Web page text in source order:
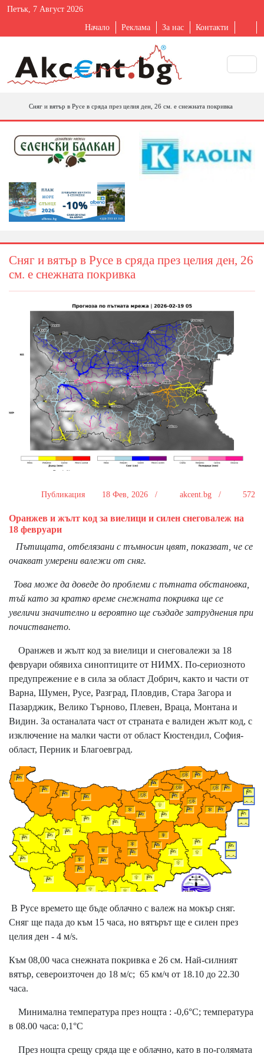
Петък, 7 Август 2026
Начало Реклама За нас Контакти
Сняг и вятър в Русе в сряда през целия ден, 26 см. е снежната покривка
Сняг и вятър в Русе в сряда през целия ден, 26
см. е снежната покривка
Публикация 18 Фев, 2026 / akcent.bg / 572
Оранжев и жълт код за виелици и силен снеговалеж на
18 февруари
Пътищата, отбелязани с тъмносин цвят, показват, че се
очакват умерени валежи от сняг.
Това може да доведе до проблеми с пътната обстановка,
тъй като за кратко време снежната покривка ще се
увеличи значително и вероятно ще създаде затруднения при
почистването.
Оранжев и жълт код за виелици и снеговалежи за 18
февруари обявиха синоптиците от НИМХ. По-сериозното
предупрежение е в сила за област Добрич, както и части от
Варна, Шумен, Русе, Разград, Пловдив, Стара Загора и
Пазарджик, Велико Търново, Плевен, Враца, Монтана и
Видин. За останалата част от страната е валиден жълт код, с
изключение на малки части от област Кюстендил, София-
област, Перник и Благоевград.
В Русе времето ще бъде облачно с валеж на мокър сняг.
Сняг ще пада до към 15 часа, но вятърът ще е силен през
целия ден - 4 м/s.
Към 08,00 часа снежната покривка е 26 см. Най-силният
вятър, североизточен до 18 м/с; 65 км/ч от 18.10 до 22.30
часа.
Минимална температура през нощта : -0,6°С; температура
в 08.00 часа: 0,1°С
През нощта срещу сряда ще е облачно, като в по-голямата